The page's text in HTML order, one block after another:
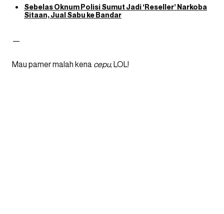
Sebelas Oknum Polisi Sumut Jadi ‘Reseller’ Narkoba
Sitaan, Jual Sabu ke Bandar
—
Mau pamer malah kena cepu, LOL!